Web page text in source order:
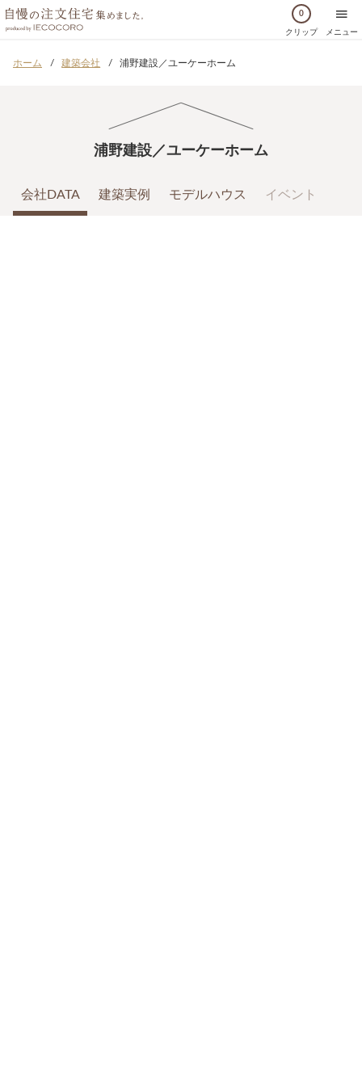
0
クリップ メニュー
ホーム 建築会社 浦野建設／ユーケーホーム
浦野建設／ユーケーホーム
会社DATA 建築実例 モデルハウス イベント